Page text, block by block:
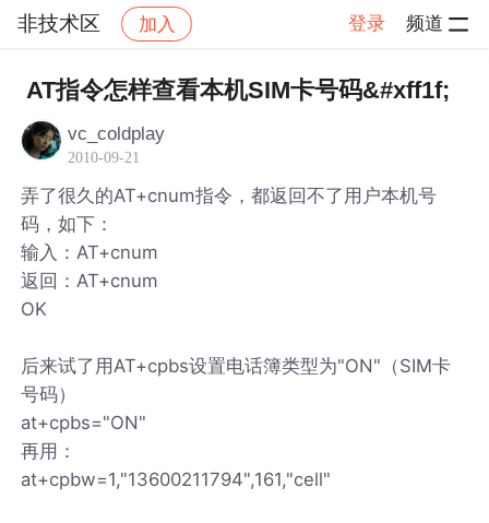
非技术区 加入 登录 频道
社区 非技术区 帖子详情
AT指令怎样查看本机SIM卡号码&#xff1f;
vc_coldplay
2010-09-21
弄了很久的AT+cnum指令，都返回不了用户本机号
码，如下：
输入：AT+cnum
返回：AT+cnum
OK
后来试了用AT+cpbs设置电话簿类型为"ON"（SIM卡
号码）
at+cpbs="ON"
再用：
at+cpbw=1,"13600211794",161,"cell"